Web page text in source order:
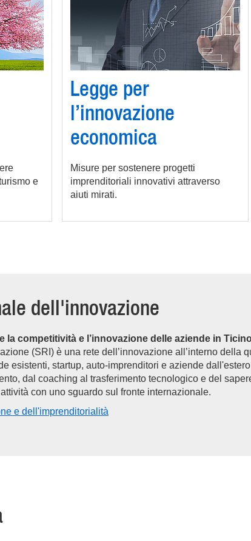
e
Legge per
l’innovazione
economica
Misure per sostenere progetti
imprenditoriali innovativi attraverso
aiuti mirati.
dell'innovazione
la competitività e l’innovazione delle aziende in
(SRI) è una rete dell’innovazione all’interno della
esistenti, startup, auto-imprenditori e aziende
dal coaching al trasferimento tecnologico e del
con uno sguardo sul fronte internazionale.
e dell'imprenditorialità